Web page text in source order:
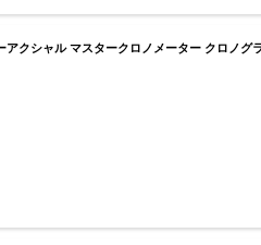
クシャル マスタークロノメーター クロノ